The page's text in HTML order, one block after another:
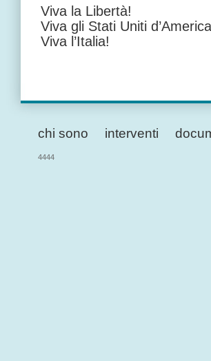
Viva la Libertà!
Viva gli Stati Uniti
Viva l’Italia!
chi sono interventi
4444